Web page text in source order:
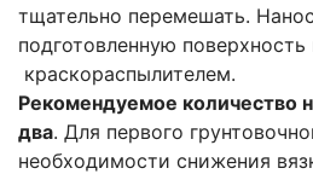
тщательно перемешать.
подготовленную
краскораспылителем.
Рекомендуемое количество
два. Для первого
необходимости снижения